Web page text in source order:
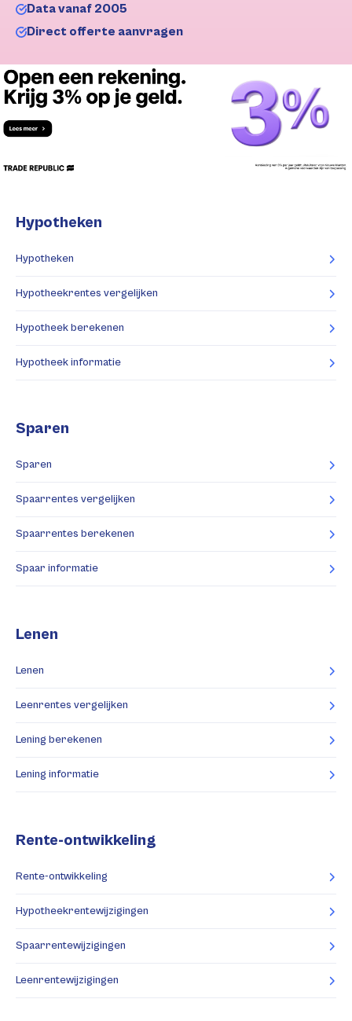
Data vanaf 2005
Direct offerte aanvragen
Hypotheken
Hypotheken
Hypotheekrentes vergelijken
Hypotheek berekenen
Hypotheek informatie
Sparen
Sparen
Spaarrentes vergelijken
Spaarrentes berekenen
Spaar informatie
Lenen
Lenen
Leenrentes vergelijken
Lening berekenen
Lening informatie
Rente-ontwikkeling
Rente-ontwikkeling
Hypotheekrentewijzigingen
Spaarrentewijzigingen
Leenrentewijzigingen